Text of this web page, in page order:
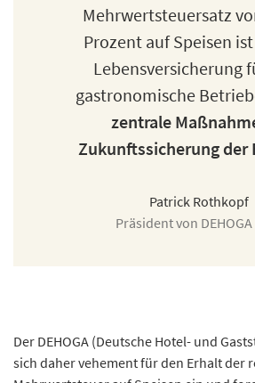
Mehrwertsteuersatz
Prozent auf Speisen
Lebensversicherung
gastronomische
zentrale
Zukunftssicherung der
Patrick Rothkopf
Präsident von DEHOGA
Der DEHOGA (Deutsche Hotel- und
sich daher vehement für den Erhalt der